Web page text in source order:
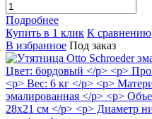
Подробнее
Купить в 1 клик К сравнению
В избранное Под заказ